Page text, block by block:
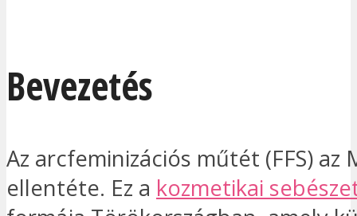
Bevezetés
Az arcfeminizációs műtét (FFS) az
ellentéte. Ez a kozmetikai